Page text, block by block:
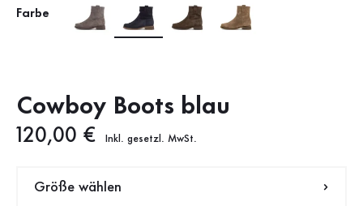
Farbe
Cowboy Boots blau
Neuer Preis
120,00 € Inkl. gesetzl. MwSt.
Größe wählen